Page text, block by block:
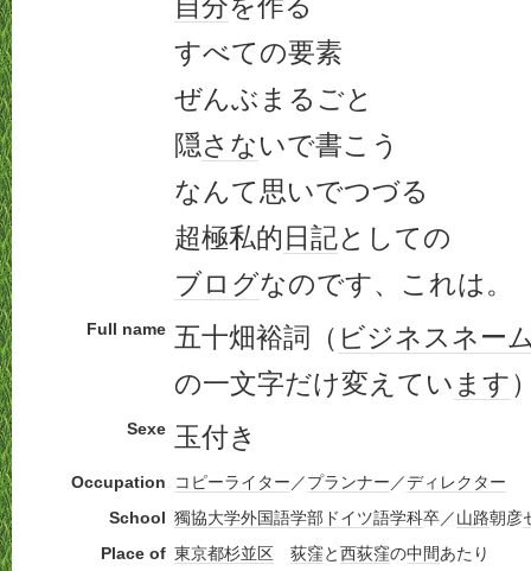
自分を作る
すべての要素
ぜんぶまるごと
隠さないで書こう
なんて思いでつづる
超極私的 日記としての
ブログなのです、これは。
Full name 五十畑裕詞（ ビジネスネー
の一文字だけ変えてい ます
Sexe 玉付き
Occupation コピーライター／プランナー／ディレクター
School 獨協大学外国語学部 ドイツ語学科卒／山路朝彦
Place of 東京都杉並区 荻窪と西荻窪の中間あたり